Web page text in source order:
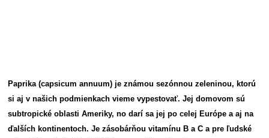
Paprika (capsicum annuum) je známou sezónnou zeleninou, ktorú
si aj v našich podmienkach vieme vypestovať. Jej domovom sú
subtropické oblasti Ameriky, no darí sa jej po celej Európe a aj na
ďalších kontinentoch. Je zásobárňou vitamínu B a C a pre ľudské